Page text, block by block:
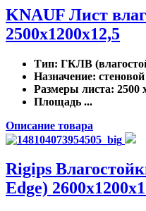
KNAUF Лист
2500x1200x12,5
Тип: ГКЛВ
Назначение: стеновой
Размеры листа: 2500
Площадь ...
Описание товара
Rigips
Edge)